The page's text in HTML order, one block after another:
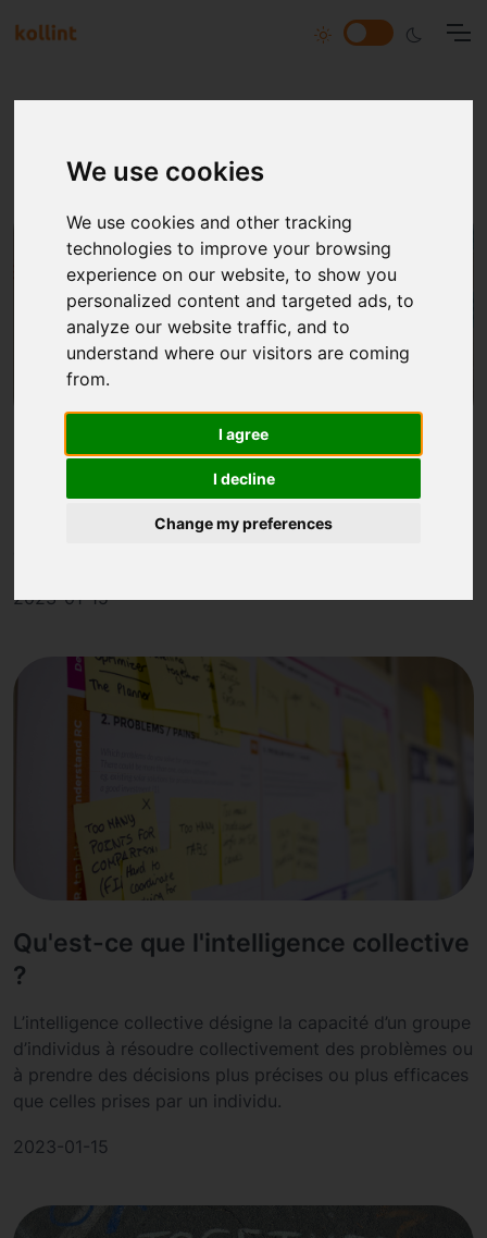
We use cookies
We use cookies and other tracking
technologies to improve your browsing
experience on our website, to show you
personalized content and targeted ads, to
analyze our website traffic, and to
understand where our visitors are coming
from.
I agree
I decline
Change my preferences
Qu'est-ce que le leadership ?
Le leadership est la capacité de guider, de motiver et
2023-01-15
Qu'est-ce que l'intelligence collective
?
L’intelligence collective désigne la capacité d’un groupe
d’individus à résoudre collectivement des problèmes ou
à prendre des décisions plus précises ou plus efficaces
que celles prises par un individu.
2023-01-15